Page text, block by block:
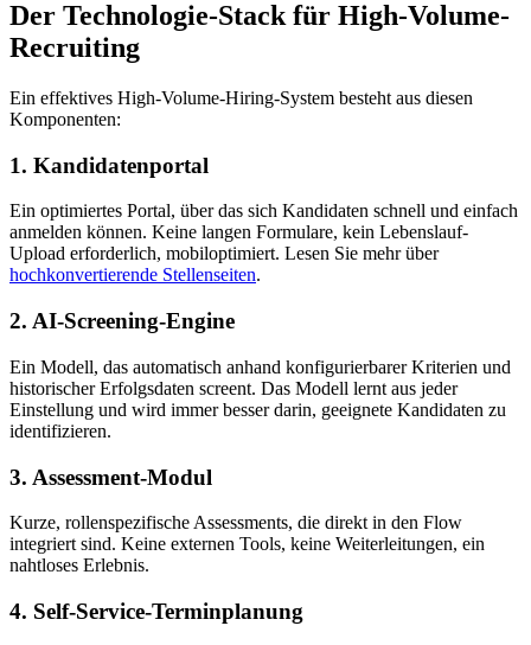
Der Technologie-Stack für High-Volume-
Recruiting
Ein effektives High-Volume-Hiring-System besteht aus diesen
Komponenten:
1. Kandidatenportal
Ein optimiertes Portal, über das sich Kandidaten schnell und einfach
anmelden können. Keine langen Formulare, kein Lebenslauf-
Upload erforderlich, mobiloptimiert. Lesen Sie mehr über
hochkonvertierende Stellenseiten.
2. AI-Screening-Engine
Ein Modell, das automatisch anhand konfigurierbarer Kriterien und
historischer Erfolgsdaten screent. Das Modell lernt aus jeder
Einstellung und wird immer besser darin, geeignete Kandidaten zu
identifizieren.
3. Assessment-Modul
Kurze, rollenspezifische Assessments, die direkt in den Flow
integriert sind. Keine externen Tools, keine Weiterleitungen, ein
nahtloses Erlebnis.
4. Self-Service-Terminplanung